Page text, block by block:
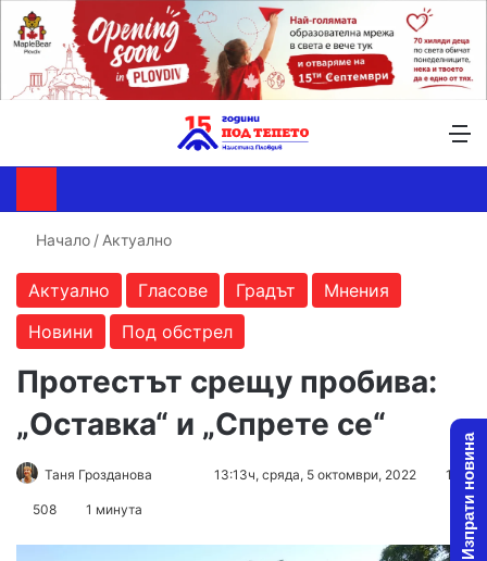
Начало / Актуално
Актуално Гласове Градът
Мнения
Новини
Под обстрел
Протестът срещу пробива:
„Оставка“ и „Спрете се“
Таня Грозданова
Send13:13ч, сряда, 5 октомври, 2022 1
508 1 минута Изпрати новина